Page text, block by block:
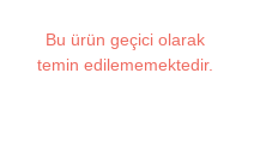
Bu ürün geçici olarak
temin edilememektedir.